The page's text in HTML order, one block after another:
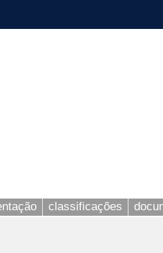
classificações